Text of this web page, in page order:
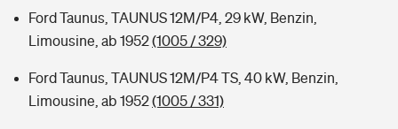
Ford Taunus, TAUNUS 12M/P4, 29 kW, Benzin,
Limousine, ab 1952(1005 / 329)
Ford Taunus, TAUNUS 12M/P4 TS, 40 kW, Benzin,
Limousine, ab 1952(1005 / 331)